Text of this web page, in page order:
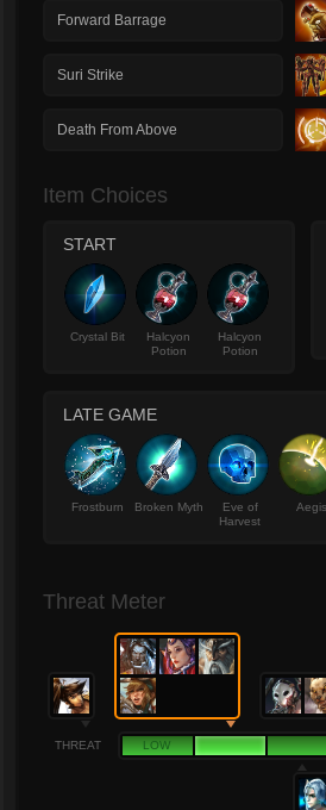
Forward Barrage
Suri Strike
Death From Above
Item Choices
START
Crystal Bit
Halcyon
Potion
Halcyon
Potion
LATE GAME
Frostburn Broken Myth
Eve of
Harvest
Aegis
Threat Meter
THREAT LOW